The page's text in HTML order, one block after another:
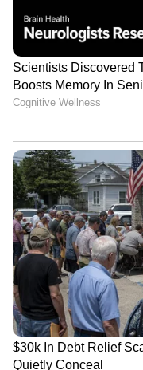
ദഹനപ്രശ്നങ്ങൾ
കഴിക്കുന്നത്
ഫൈബർ ദഹനം
മലബന്ധം
ശ്രദ്ധിക്കേണ്ട
മാതളം
നല്ലതാണെങ്കിലും
പ്രഷർ
തേടിയ ശേഷം
കഴിക്കുന്നതാണ്